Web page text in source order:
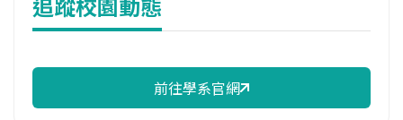
114年註冊率
113學年度上學期
前往學系官網